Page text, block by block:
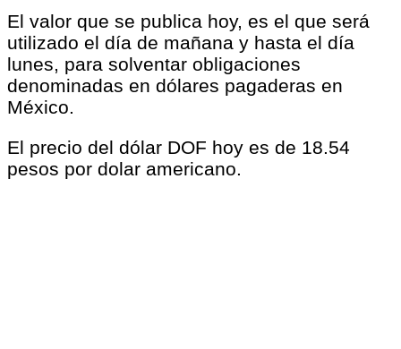
El valor que se publica hoy, es el que será
utilizado el día de mañana y hasta el día
lunes, para solventar obligaciones
denominadas en dólares pagaderas en
México.
El precio del dólar DOF hoy es de 18.54
pesos por dolar americano.